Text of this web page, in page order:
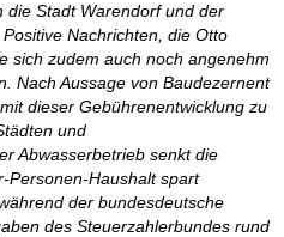
die Stadt Warendorf und der
Nachrichten, die Otto
sich zudem auch noch angenehm
Nach Aussage von Baudezernent
dieser Gebührenentwicklung zu
und
Abwasserbetrieb senkt die
Personen-Haushalt spart
der bundesdeutsche
des Steuerzahlerbundes rund